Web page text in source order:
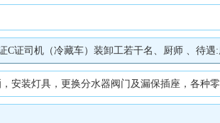
藏车）装卸工若干名、厨师 、待遇:底薪+满勤+两
更换分水器阀门及漏保插座，各种零活等等， 电